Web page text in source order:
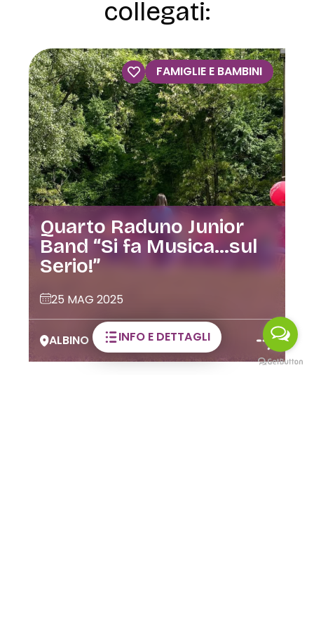
INFO E DETTAGLI
collegati:
FAMIGLIE E BAMBINI
Quarto Raduno Junior
Band “Si fa Musica…sul
Serio!”
25 MAG 2025
ALBINO